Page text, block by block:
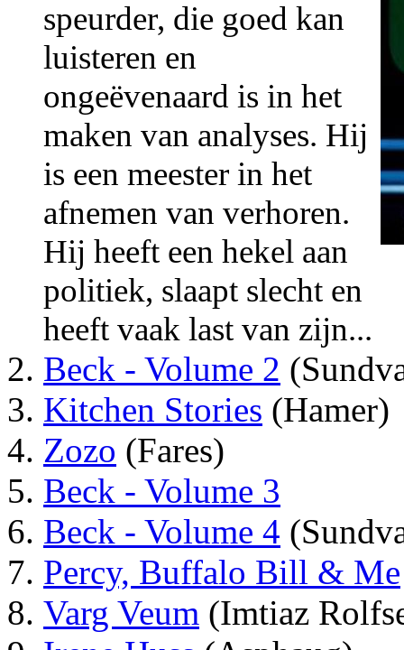
speurder, die goed kan
luisteren en
ongeëvenaard is in het
maken van analyses. Hij
is een meester in het
afnemen van verhoren.
Hij heeft een hekel aan
politiek, slaapt slecht en
heeft vaak last van zijn...
Beck - Volume 2
Kitchen Stories (Hamer)
Zozo (Fares)
Beck - Volume 3
Beck - Volume 4
Percy, Buffalo Bill & Me
Varg Veum (Imtiaz